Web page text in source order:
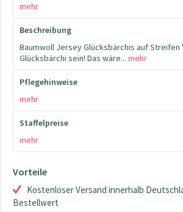
mehr
Beschreibung
Baumwoll Jersey Glücksbärchis auf Streifen
Glücksbärchi sein! Das wäre... mehr
Pflegehinweise
mehr
Staffelpreise
mehr
Vorteile
Kostenloser Versand innerhalb
Bestellwert